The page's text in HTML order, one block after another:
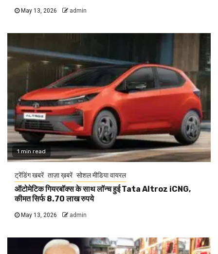
May 13, 2026 admin
1 min read
ट्रेंडिंग खबरें ताज़ा ख़बरें सोशल मीडिया वायरल
ऑटोमेटिक गियरबॉक्स के साथ लॉन्च हुई Tata Altroz iCNG,
कीमत सिर्फ 8.70 लाख रुपये
May 13, 2026 admin